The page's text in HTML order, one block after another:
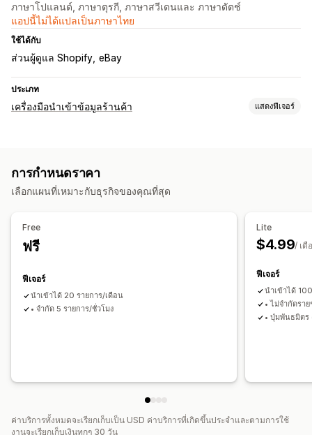
ภาษาโปแลนด์, ภาษาตุรกี, ภาษาสวีเดนและ ภาษาดัตช์
แอปนี้ไม่ได้แปลเป็นภาษาไทย
ใช้ได้กับ
ส่วนผู้ดูแล Shopify eBay
ประเภท
เครื่องมือนำเข้าข้อมูลร้านค้า แสดงฟีเจอร์
การย้ายข้อมูลร้านค้า
การกำหนดราคา
เลือกแผนที่เหมาะกับธุรกิจของคุณที่สุด
Free
ฟรี
ฟีเจอร์
นำเข้าได้ 20 รายการ/เดือน
• จำกัด 5 รายการ/ชั่วโมง
Lite
$4.99/ เดื
ฟีเจอร์
นำเข้าได้
• ไม่จำกัดรา
• ปุ่มพันธมิต
ค่าบริการทั้งหมดจะเรียกเก็บเป็น USD ค่าบริการที่เกิดขึ้นประจำและตามการใช้
งานจะเรียกเก็บเงินทุกๆ 30 วัน